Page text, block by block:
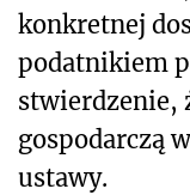
konkretnej
podatnikiem
stwierdzenie,
gospodarczą
ustawy.